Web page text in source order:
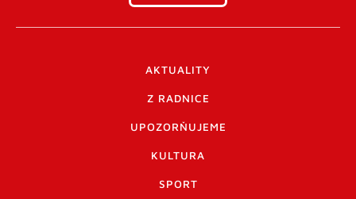
AKTUALITY
Z RADNICE
UPOZORŇUJEME
KULTURA
SPORT